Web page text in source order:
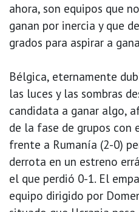
ahora, son equipos que
ganan por inercia y que
grados para aspirar a
Bélgica, eternamente
las luces y las sombras
candidata a ganar algo,
de la fase de grupos con
frente a Rumanía (2-0)
derrota en un estreno
el que perdió 0-1. El
equipo dirigido por